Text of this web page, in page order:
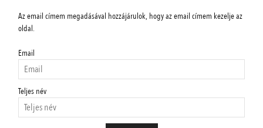
Az email címem megadásával hozzájárulok, hogy az email címem kezelje az
oldal.
Email
Teljes név